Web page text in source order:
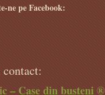
ne pe Facebook:
– Case din busteni ®